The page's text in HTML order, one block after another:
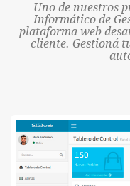
Uno de nuestros
Informático de
plataforma web
cliente. Gestioná